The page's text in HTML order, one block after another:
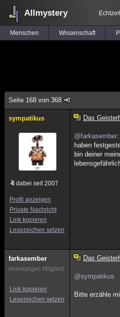
Allmystery Echtzeit
Menschen Wissenschaft
Seite 168 von 368
sympatikus
dabei seit 2007
Profil anzeigen
Private Nachricht
Link kopieren
Lesezeichen setzen
Das
@farkasember
haben
bin deiner
farkasember
ehemaliges Mitglied
Link kopieren
Lesezeichen setzen
Das
@sympatikus
Bitte erzähle